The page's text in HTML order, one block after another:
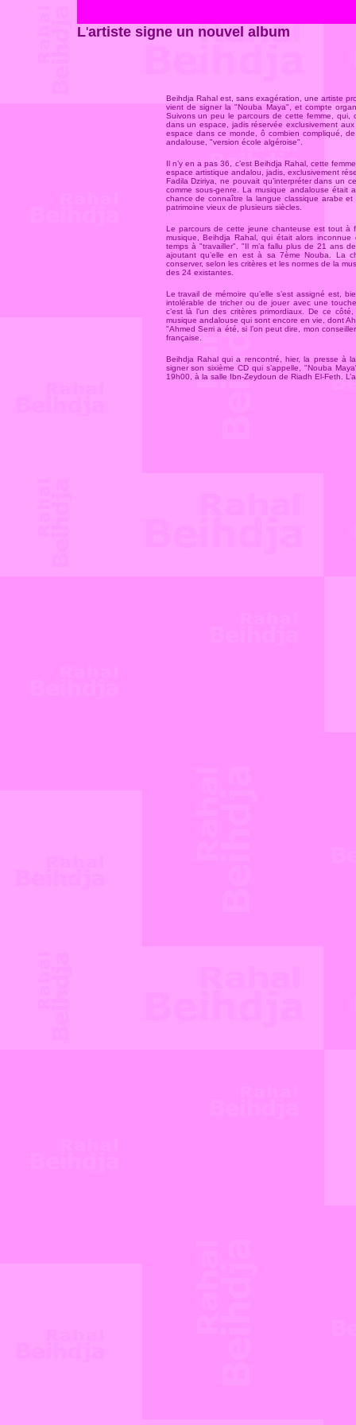
L'artiste signe un nouvel album
Beihdja Rahal est, sans exagération, une artiste
vient de signer la "Nouba Maya", et compte
Suivons un peu le parcours de cette femme, qui,
dans un espace, jadis réservée exclusivement
espace dans ce monde, ô combien compliqué,
andalouse, "version école algéroise".
Il n’y en a pas 36, c’est Beihdja Rahal, cette
espace artistique andalou, jadis, exclusivement
Fadila Dziriya, ne pouvait qu’interpréter dans un
comme sous-genre. La musique andalouse était
chance de connaître la langue classique arabe
patrimoine vieux de plusieurs siècles.
Le parcours de cette jeune chanteuse est tout à
musique, Beihdja Rahal, qui était alors
temps à "travailler". "Il m’a fallu plus de 21 ans
ajoutant qu’elle en est à sa 7ème Nouba. La
conserver, selon les critères et les normes de la
des 24 existantes.
Le travail de mémoire qu’elle s’est assigné est,
intolérable de tricher ou de jouer avec une
c’est là l’un des critères primordiaux. De ce
musique andalouse qui sont encore en vie, dont
"Ahmed Serri a été, si l’on peut dire, mon
française.
Beihdja Rahal qui a rencontré, hier, la presse à
signer son sixième CD qui s’appelle, "Nouba
19h00, à la salle Ibn-Zeydoun de Riadh El-Feth.